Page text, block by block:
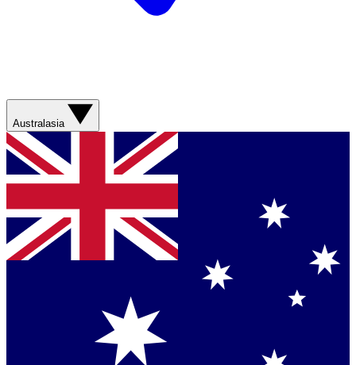
Australasia